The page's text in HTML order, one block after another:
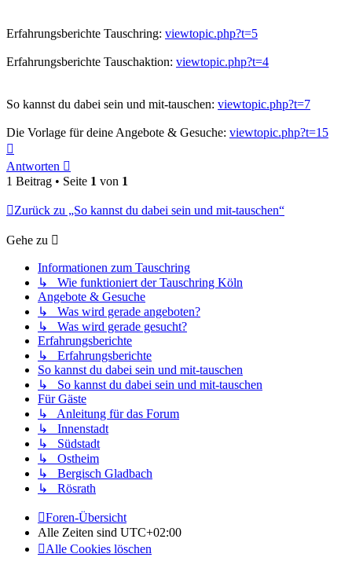
Erfahrungsberichte Tauschring: viewtopic.php?t=5
Erfahrungsberichte Tauschaktion: viewtopic.php?t=4
So kannst du dabei sein und mit-tauschen: viewtopic.php?t=7
Die Vorlage für deine Angebote & Gesuche: viewtopic.php?t=15
oben
Antworten
1 Beitrag • Seite 1 von 1
Zurück zu „So kannst du dabei sein und mit-tauschen“
Gehe zu
Informationen zum Tauschring
↳ Wie funktioniert der Tauschring Köln
Angebote & Gesuche
↳ Was wird gerade angeboten?
↳ Was wird gerade gesucht?
Erfahrungsberichte
↳ Erfahrungsberichte
So kannst du dabei sein und mit-tauschen
↳ So kannst du dabei sein und mit-tauschen
Für Gäste
↳ Anleitung für das Forum
↳ Innenstadt
↳ Südstadt
↳ Ostheim
↳ Bergisch Gladbach
↳ Rösrath
Foren-Übersicht
Alle Zeiten sind UTC+02:00
Alle Cookies löschen